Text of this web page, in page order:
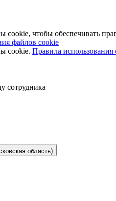
чтобы обеспечивать
файлов cookie
cookie. Правила
сотрудника
область)